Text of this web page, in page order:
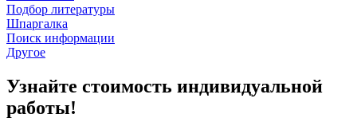
Подбор литературы
Шпаргалка
Поиск информации
Другое
Узнайте стоимость индивидуальной
работы!